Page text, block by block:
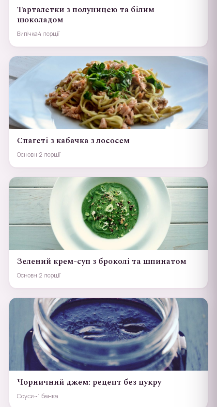
Тарталетки з полуницею та білим
шоколадом
Випічка4 порції
Спагеті з кабачка з лососем
Основні2 порції
Зелений крем-суп з броколі та шпинатом
Основні2 порції
Чорничний джем: рецепт без цукру
Соуси~1 банка